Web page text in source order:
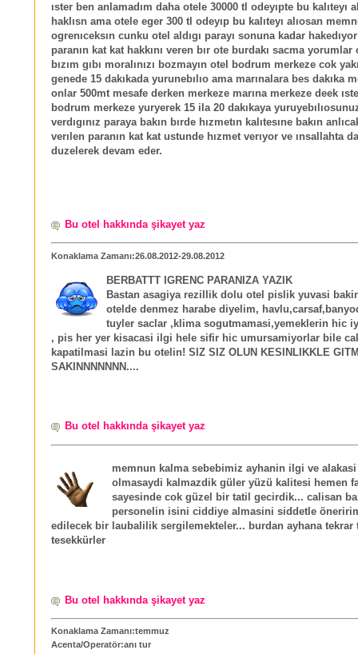
ıster ben anlamadım daha otele 30000 tl odeyıpte bu kalıteyı
haklısn ama otele eger 300 tl odeyıp bu kalıteyı alıosan
ogrenıceksın cunku otel aldıgı parayı sonuna kadar hakedıyor
paranın kat kat hakkını veren bır ote burdakı sacma yorumlar
bızım gıbı moralınızı bozmayın otel bodrum merkeze cok
genede 15 dakıkada yurunebılıo ama marınalara bes dakıka
onlar 500mt mesafe derken merkeze marına merkeze deek
bodrum merkeze yuryerek 15 ila 20 dakıkaya
verdıgınız paraya bakın bırde hızmetın kalıtesıne bakın
verılen paranın kat kat ustunde hızmet verıyor ve ınsallahta
duzelerek devam eder.
Bu otel hakkında şikayet yaz
Konaklama Zamanı:26.08.2012-29.08.2012
BERBATTT IGRENC PARANIZA YAZIK
Bastan asagiya rezillik dolu otel pislik yuvasi
otelde denmez harabe diyelim,
tuyler saclar ,klima sogutmamasi,yemeklerin hic
, pis her yer kisacasi ilgi hele sifir hic umursamiyorlar bile
kapatilmasi lazin bu otelin! SIZ SIZ OLUN KESINLIKKLE
SAKINNNNNNN....
Bu otel hakkında şikayet yaz
memnun kalma sebebimiz ayhanin ilgi ve
olmasaydi kalmazdik güler yüzü kalitesi hemen
sayesinde cok güzel bir tatil gecirdik... calisan
personelin isini ciddiye almasini siddetle
edilecek bir laubalilik sergilemekteler... burdan ayhana tekrar
tesekkürler
Bu otel hakkında şikayet yaz
Konaklama Zamanı:temmuz
Acenta/Operatör:anı tur